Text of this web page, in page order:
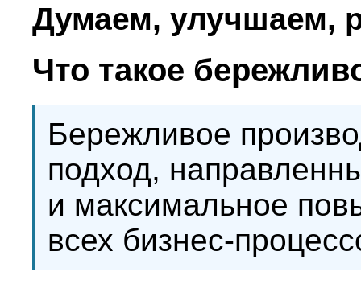
Думаем, улучшаем,
Что такое
Бережливое
подход,
и максимальное
всех бизнес-